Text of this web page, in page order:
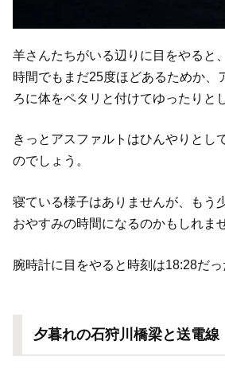
羊さんたちがいる辺りに目をやると
時間でもまだ25度ほどあるためか、
ろに体をペタリと付けてゆったりと
きっとアスファルトはひんやりとし
のでしょう。
寝ている様子はありませんが、もう
おやすみの時間になるのかもしれま
腕時計に目をやると時刻は18:28だっ
夕暮れの石狩川橋梁と送電線